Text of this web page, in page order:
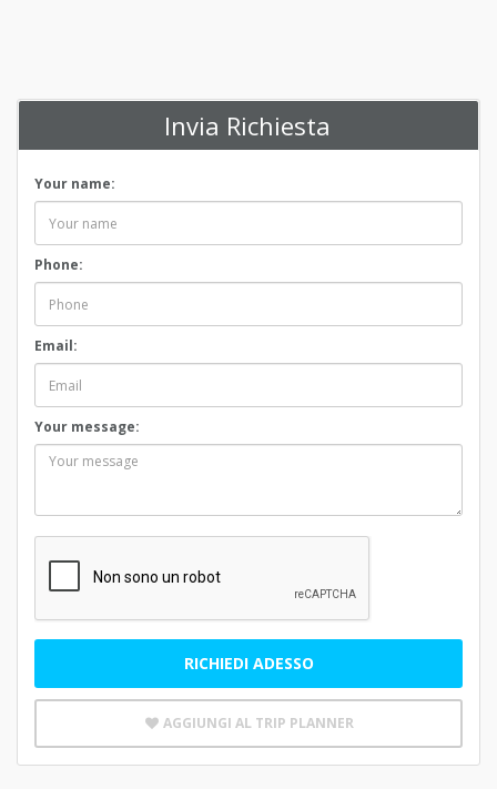
Invia Richiesta
Your name:
Phone:
Email:
Your message:
RICHIEDI ADESSO
AGGIUNGI AL TRIP PLANNER